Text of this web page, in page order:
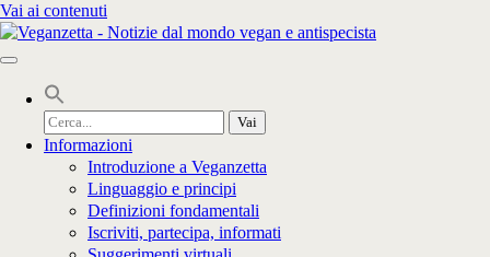
Vai ai contenuti
Cerca
per:
Informazioni
Introduzione a Veganzetta
Linguaggio e principi
Definizioni fondamentali
Iscriviti, partecipa, informati